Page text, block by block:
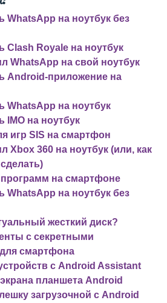
WhatsApp на ноутбук без
Clash Royale на ноутбук
WhatsApp на свой ноутбук
Android-приложение на
WhatsApp на ноутбук
IMO на ноутбук
игр SIS на смартфон
Xbox 360 на ноутбук (или, как
на смартфоне
WhatsApp на ноутбук без
жесткий диск?
с секретными
смартфона
с Android Assistant
планшета Android
загрузочной с Android